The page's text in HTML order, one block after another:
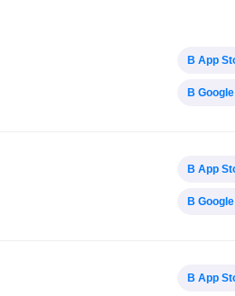
В App
В
В App
В
В App